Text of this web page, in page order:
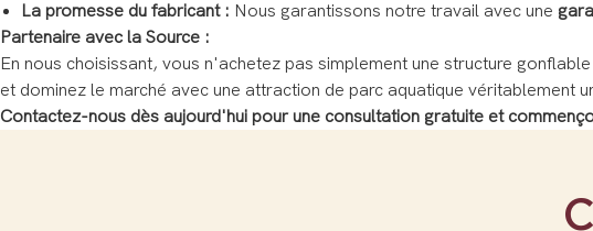
La promesse du fabricant : Nous garantissons notre travail avec une
Partenaire avec la Source :
En nous choisissant, vous n'achetez pas simplement une structure
et dominez le marché avec une attraction de parc aquatique véritablement
Contactez-nous dès aujourd'hui pour une consultation gratuite et